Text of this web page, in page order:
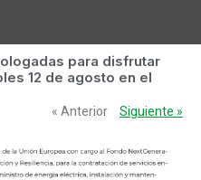
para disfrutar
12 de agosto en el
« Anterior Siguiente »